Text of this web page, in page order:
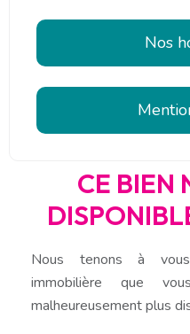
Nos
CE BIEN
Nous tenons à
immobilière que
malheureusement plus